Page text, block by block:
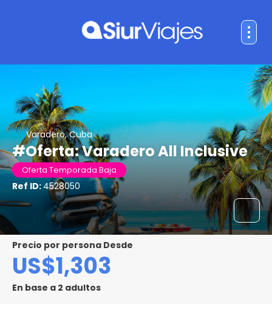
Varadero, Cuba
#Oferta: Varadero All Inclusive
Oferta Temporada Baja
Ref ID: 4528050
precio por persona Desde
US$1,303
En base a 2 adultos